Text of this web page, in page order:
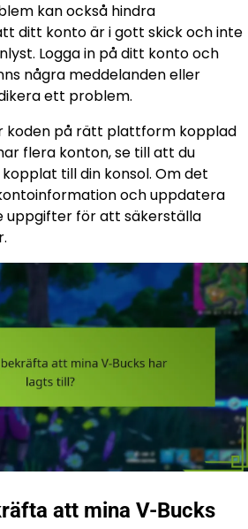
kan också hindra
ditt konto är i gott skick och inte
Logga in på ditt konto och
några meddelanden eller
ett problem.
koden på rätt plattform kopplad
flera konton, se till att du
till din konsol. Om det
och uppdatera
uppgifter för att säkerställa
att mina V-Bucks